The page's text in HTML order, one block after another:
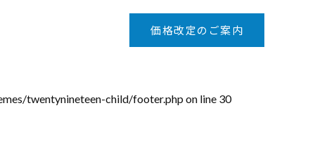
価格改定のご案内
twentynineteen-child/footer.php on line 30